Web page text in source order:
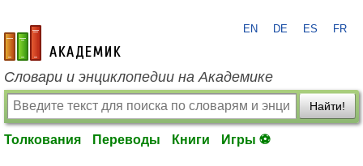
academic.ru
EN DE ES FR
Словари и энциклопедии на Академике
Найти!
Толкования Переводы Книги Игры ⚽